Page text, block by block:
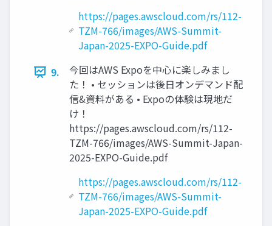
https://pages.awscloud.com/rs/112-
TZM-766/images/AWS-Summit-
Japan-2025-EXPO-Guide.pdf
9.
今回はAWS Expoを中心に楽しみまし
た！ • セッションは後日オンデマンド配
信&資料がある • Expoの体験は現地だ
け！
https://pages.awscloud.com/rs/112-
TZM-766/images/AWS-Summit-Japan-
2025-EXPO-Guide.pdf
https://pages.awscloud.com/rs/112-
TZM-766/images/AWS-Summit-
Japan-2025-EXPO-Guide.pdf